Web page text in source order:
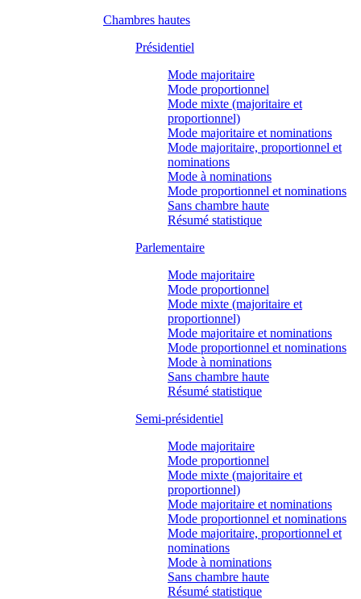
Chambres hautes
Présidentiel
Mode majoritaire
Mode proportionnel
Mode mixte (majoritaire et
proportionnel)
Mode majoritaire et nominations
Mode majoritaire, proportionnel et
nominations
Mode à nominations
Mode proportionnel et nominations
Sans chambre haute
Résumé statistique
Parlementaire
Mode majoritaire
Mode proportionnel
Mode mixte (majoritaire et
proportionnel)
Mode majoritaire et nominations
Mode proportionnel et nominations
Mode à nominations
Sans chambre haute
Résumé statistique
Semi-présidentiel
Mode majoritaire
Mode proportionnel
Mode mixte (majoritaire et
proportionnel)
Mode majoritaire et nominations
Mode proportionnel et nominations
Mode majoritaire, proportionnel et
nominations
Mode à nominations
Sans chambre haute
Résumé statistique